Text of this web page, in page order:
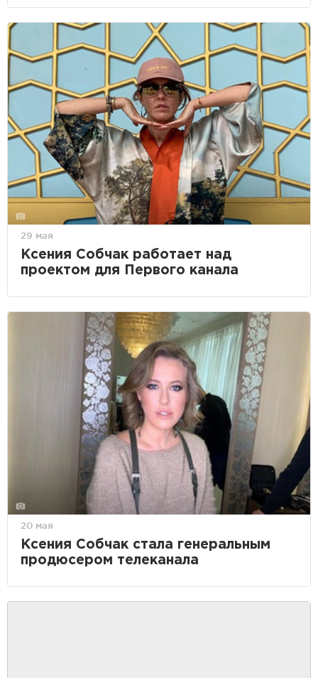
29 мая
Ксения Собчак работает над
проектом для Первого канала
20 мая
Ксения Собчак стала генеральным
продюсером телеканала